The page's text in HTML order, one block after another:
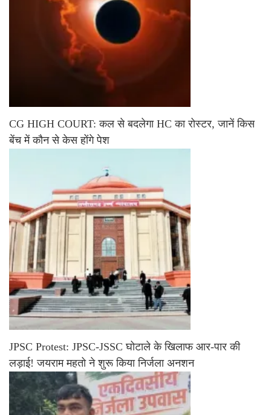
CG HIGH COURT: कल से बदलेगा HC का रोस्टर, जानें किस
बेंच में कौन से केस होंगे पेश
JPSC Protest: JPSC-JSSC घोटाले के खिलाफ आर-पार की
लड़ाई! जयराम महतो ने शुरू किया निर्जला अनशन